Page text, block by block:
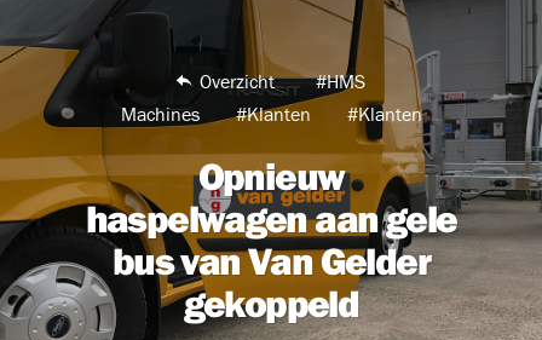
Overzicht
#HMS
Machines
#Klanten #Klanten
Opnieuw
haspelwagen aan gele
bus van Van Gelder
gekoppeld